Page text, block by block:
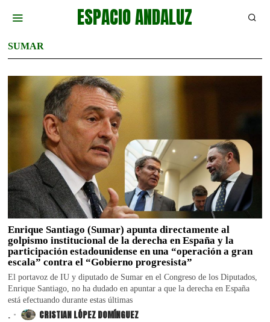
ESPACIO ANDALUZ
SUMAR
Enrique Santiago (Sumar) apunta directamente al
golpismo institucional de la derecha en España y la
participación estadounidense en una “operación a gran
escala” contra el “Gobierno progresista”
El portavoz de IU y diputado de Sumar en el Congreso de los Diputados,
Enrique Santiago, no ha dudado en apuntar a que la derecha en España
está efectuando durante estas últimas
. CRISTIAN LÓPEZ DOMÍNGUEZ